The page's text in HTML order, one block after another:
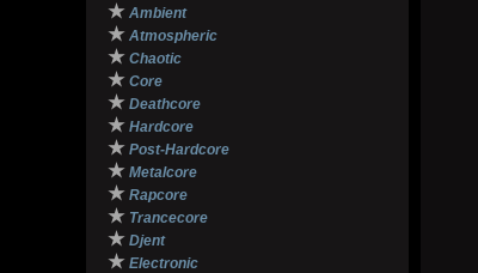
★ Ambient
★ Atmospheric
★ Chaotic
★ Core
★ Deathcore
★ Hardcore
★ Post-Hardcore
★ Metalcore
★ Rapcore
★ Trancecore
★ Djent
★ Electronic